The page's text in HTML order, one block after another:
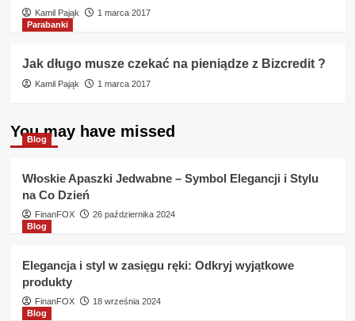
Kamil Pająk
1 marca 2017
Parabanki
Jak długo musze czekać na pieniądze z Bizcredit ?
Kamil Pająk 1 marca 2017
You may have missed
Blog
Włoskie Apaszki Jedwabne – Symbol Elegancji i Stylu
na Co Dzień
FinanFOX
26 października 2024
Blog
Elegancja i styl w zasięgu ręki: Odkryj wyjątkowe
produkty
FinanFOX
18 września 2024
Blog